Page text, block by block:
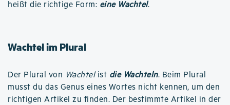
heißt die richtige Form: eine Wachtel.
Wachtel im Plural
Der Plural von Wachtelist die Wachteln. Beim Plural
musst du das Genus eines Wortes nicht kennen, um den
richtigen Artikel zu finden. Der bestimmte Artikel in der